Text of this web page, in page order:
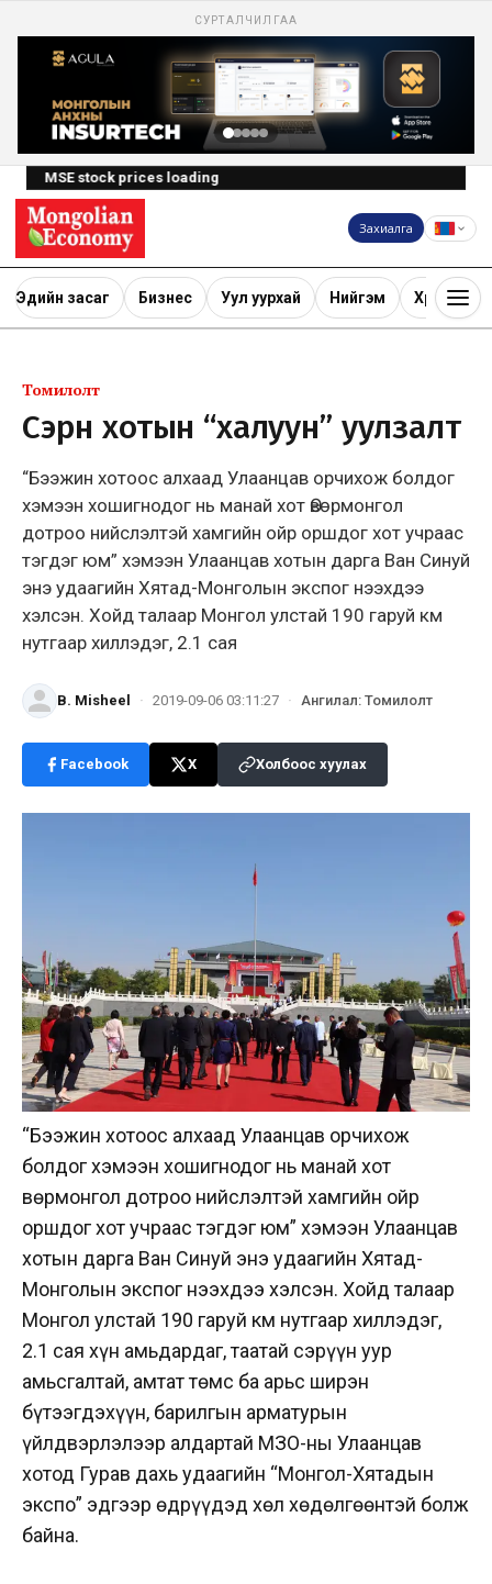
СУРТАЛЧИЛГАА
MSE stock prices loading
Захиалга
Эдийн засаг Бизнес Уул уурхай Нийгэм Хөрөнгө
Томилолт
Сэрүүн хотын “халуун” уулзалт
“Бээжин хотоос алхаад Улаанцав орчихож болдог
хэмээн хошигнодог нь манай хот Өвөрмонгол
дотроо нийслэлтэй хамгийн ойр оршдог хот учраас
тэгдэг юм” хэмээн Улаанцав хотын дарга Ван Синуй
энэ удаагийн Хятад-Монголын экспог нээхдээ
хэлсэн. Хойд талаар Монгол улстай 190 гаруй км
нутгаар хиллэдэг, 2.1 сая
B. Misheel · 2019-09-06 03:11:27 · Ангилал: Томилолт
Facebook X Холбоос хуулах
“Бээжин хотоос алхаад Улаанцав орчихож
болдог хэмээн хошигнодог нь манай хот
Өвөрмонгол дотроо нийслэлтэй хамгийн ойр
оршдог хот учраас тэгдэг юм” хэмээн Улаанцав
хотын дарга Ван Синуй энэ удаагийн Хятад-
Монголын экспог нээхдээ хэлсэн. Хойд талаар
Монгол улстай 190 гаруй км нутгаар хиллэдэг,
2.1 сая хүн амьдардаг, таатай сэрүүн уур
амьсгалтай, амтат төмс ба арьс ширэн
бүтээгдэхүүн, барилгын арматурын
үйлдвэрлэлээр алдартай ӨМӨЗО-ны Улаанцав
хотод Гурав дахь удаагийн “Монгол-Хятадын
экспо” эдгээр өдрүүдэд хөл хөдөлгөөнтэй болж
байна.